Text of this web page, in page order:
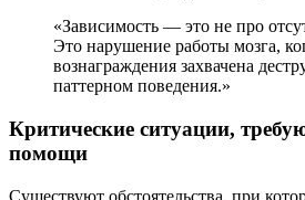
«Зависимость — это не про
Это нарушение работы мозга,
вознаграждения захвачена
паттерном поведения.»
Критические ситуации,
помощи
Существуют обстоятельства, при